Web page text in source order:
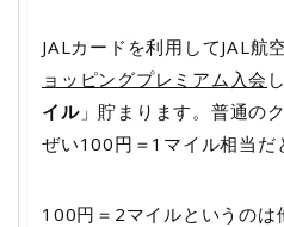
JALカードを利用してJAL航
ョッピングプレミアム入会
イル」貯まります。普通の
ぜい100円＝1マイル相当だ
100円＝2マイルというのは